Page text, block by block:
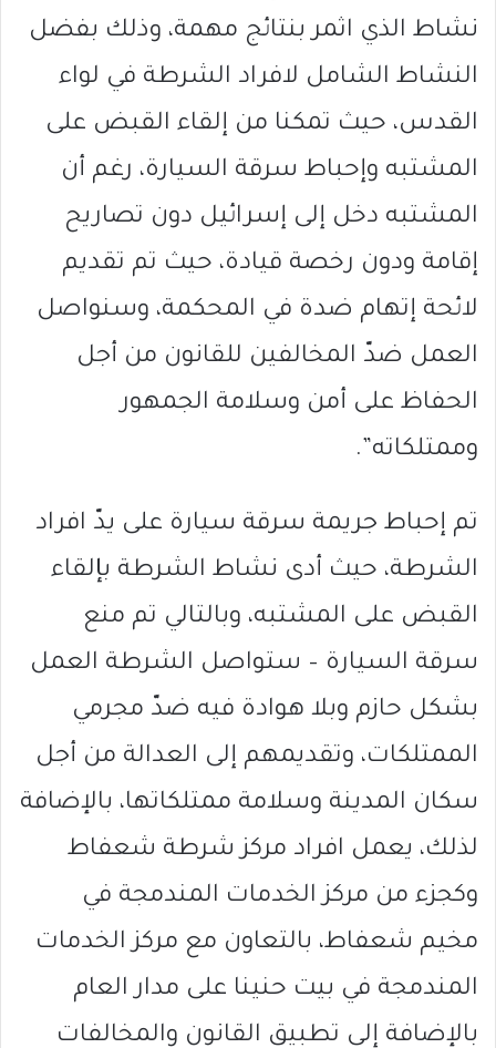
نشاط الذي اثمر بنتائج مهمة، وذلك بفضل
النشاط الشامل لافراد الشرطة في لواء
القدس، حيث تمكنا من إلقاء القبض على
المشتبه وإحباط سرقة السيارة، رغم أن
المشتبه دخل إلى إسرائيل دون تصاريح
إقامة ودون رخصة قيادة، حيث تم تقديم
لائحة إتهام ضدة في المحكمة، وسنواصل
العمل ضدّ المخالفين للقانون من أجل
الحفاظ على أمن وسلامة الجمهور
وممتلكاته”.
تم إحباط جريمة سرقة سيارة على يدّ افراد
الشرطة، حيث أدى نشاط الشرطة بإلقاء
القبض على المشتبه، وبالتالي تم منع
سرقة السيارة – ستواصل الشرطة العمل
بشكل حازم وبلا هوادة فيه ضدّ مجرمي
الممتلكات، وتقديمهم إلى العدالة من أجل
سكان المدينة وسلامة ممتلكاتها، بالإضافة
لذلك، يعمل افراد مركز شرطة شعفاط
وكجزء من مركز الخدمات المندمجة في
مخيم شعفاط، بالتعاون مع مركز الخدمات
المندمجة في بيت حنينا على مدار العام
بالإضافة إلى تطبيق القانون والمخالفات